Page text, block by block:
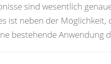
sind wesentlich
ist neben der
bestehende Anwendung